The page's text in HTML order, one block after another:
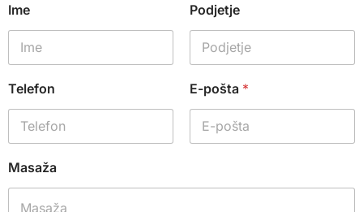
Ime Podjetje
Telefon E-pošta *
Masaža